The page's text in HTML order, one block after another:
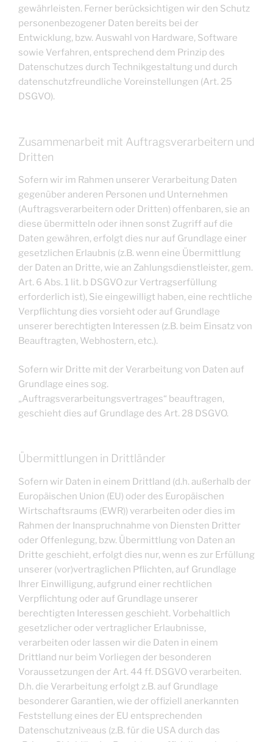
gewährleisten. Ferner berücksichtigen wir den Schutz
personenbezogener Daten bereits bei der
Entwicklung, bzw. Auswahl von Hardware, Software
sowie Verfahren, entsprechend dem Prinzip des
Datenschutzes durch Technikgestaltung und durch
datenschutzfreundliche Voreinstellungen (Art. 25
DSGVO).
Zusammenarbeit mit Auftragsverarbeitern und
Dritten
Sofern wir im Rahmen unserer Verarbeitung Daten
gegenüber anderen Personen und Unternehmen
(Auftragsverarbeitern oder Dritten) offenbaren, sie an
diese übermitteln oder ihnen sonst Zugriff auf die
Daten gewähren, erfolgt dies nur auf Grundlage einer
gesetzlichen Erlaubnis (z.B. wenn eine Übermittlung
der Daten an Dritte, wie an Zahlungsdienstleister, gem.
Art. 6 Abs. 1 lit. b DSGVO zur Vertragserfüllung
erforderlich ist), Sie eingewilligt haben, eine rechtliche
Verpflichtung dies vorsieht oder auf Grundlage
unserer berechtigten Interessen (z.B. beim Einsatz von
Beauftragten, Webhostern, etc.).
Sofern wir Dritte mit der Verarbeitung von Daten auf
Grundlage eines sog.
„Auftragsverarbeitungsvertrages“ beauftragen,
geschieht dies auf Grundlage des Art. 28 DSGVO.
Übermittlungen in Drittländer
Sofern wir Daten in einem Drittland (d.h. außerhalb der
Europäischen Union (EU) oder des Europäischen
Wirtschaftsraums (EWR)) verarbeiten oder dies im
Rahmen der Inanspruchnahme von Diensten Dritter
oder Offenlegung, bzw. Übermittlung von Daten an
Dritte geschieht, erfolgt dies nur, wenn es zur Erfüllung
unserer (vor)vertraglichen Pflichten, auf Grundlage
Ihrer Einwilligung, aufgrund einer rechtlichen
Verpflichtung oder auf Grundlage unserer
berechtigten Interessen geschieht. Vorbehaltlich
gesetzlicher oder vertraglicher Erlaubnisse,
verarbeiten oder lassen wir die Daten in einem
Drittland nur beim Vorliegen der besonderen
Voraussetzungen der Art. 44 ff. DSGVO verarbeiten.
D.h. die Verarbeitung erfolgt z.B. auf Grundlage
besonderer Garantien, wie der offiziell anerkannten
Feststellung eines der EU entsprechenden
Datenschutzniveaus (z.B. für die USA durch das